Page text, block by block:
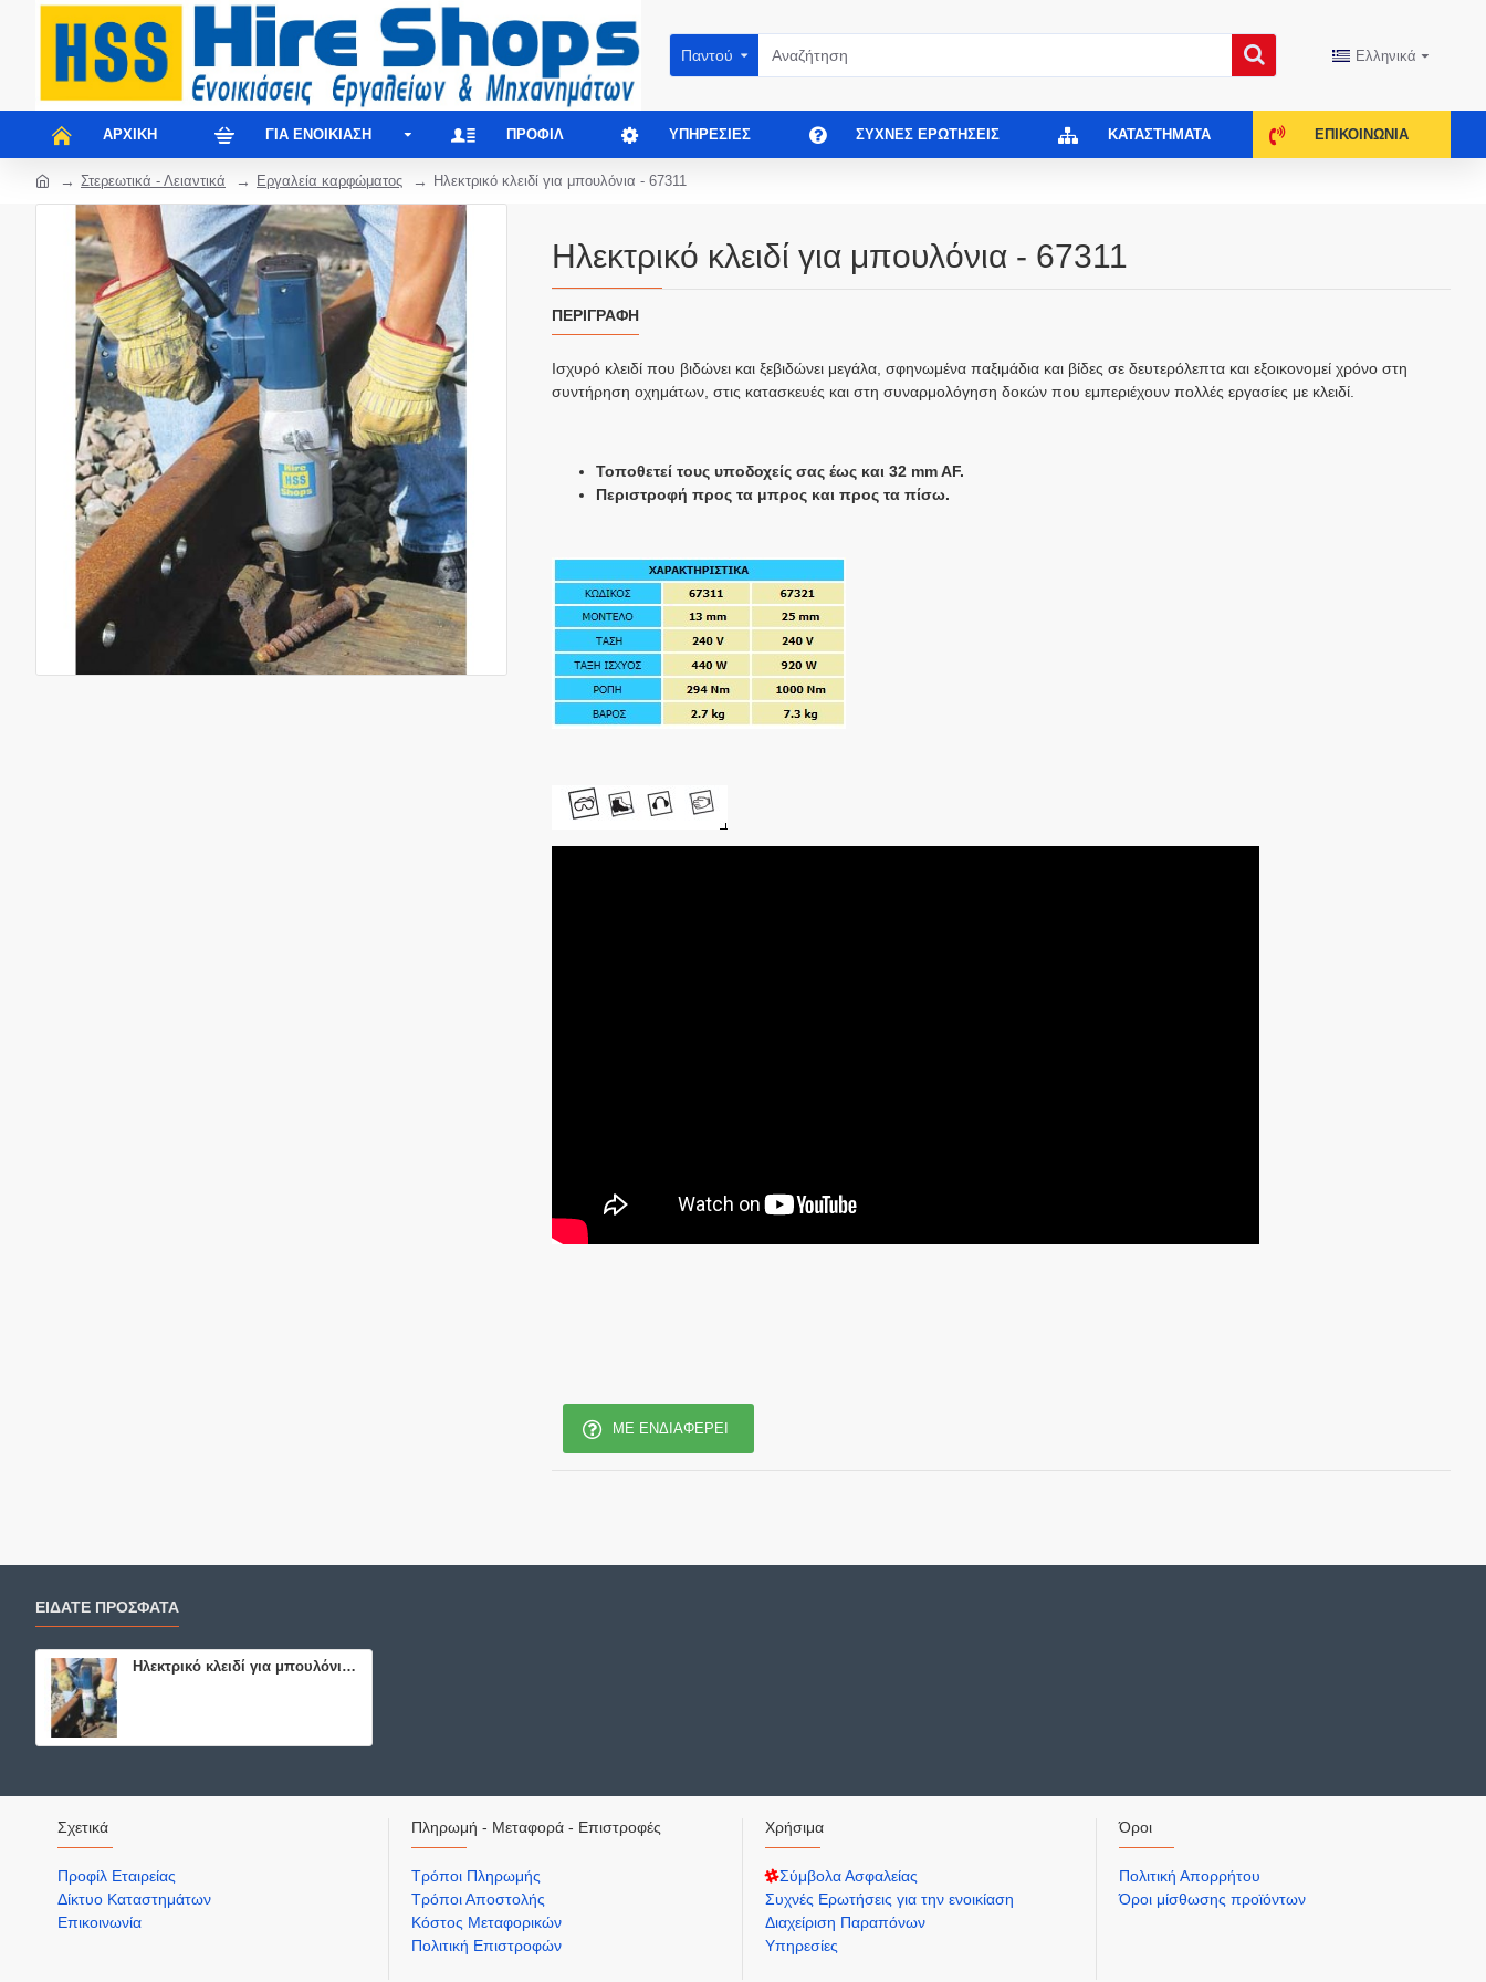
Παντού Ελληνικά
ΑΡΧΙΚΉ ΓΙΑ ΕΝΟΙΚΊΑΣΗ ΠΡΟΦΊΛ ΥΠΗΡΕΣΊΕΣ ΣΥΧΝΈΣ ΕΡΩΤΉΣΕΙΣ ΚΑΤΑΣΤΉΜΑΤΑ ΕΠΙΚΟΙΝΩΝΊΑ
Στερεωτικά - Λειαντικά Εργαλεία καρφώματος Ηλεκτρικό κλειδί για μπουλόνια - 67311
Ηλεκτρικό κλειδί για μπουλόνια - 67311
ΠΕΡΙΓΡΑΦΉ
Ισχυρό κλειδί που βιδώνει και ξεβιδώνει μεγάλα, σφηνωμένα παξιμάδια και βίδες σε δευτερόλεπτα και εξοικονομεί χρόνο στη
συντήρηση οχημάτων, στις κατασκευές και στη συναρμολόγηση δοκών που εμπεριέχουν πολλές εργασίες με κλειδί.
Τοποθετεί τους υποδοχείς σας έως και 32 mm AF.
Περιστροφή προς τα μπρος και προς τα πίσω.
ΜΕ ΕΝΔΙΑΦΈΡΕΙ
ΕΙΔΑΤΕ ΠΡΟΣΦΑΤΑ
Ηλεκτρικό κλειδί για μπουλόνια - 67311
Σχετικά
Προφίλ Εταιρείας
Δίκτυο Καταστημάτων
Επικοινωνία
Πληρωμή - Μεταφορά - Επιστροφές
Τρόποι Πληρωμής
Τρόποι Αποστολής
Κόστος Μεταφορικών
Πολιτική Επιστροφών
Χρήσιμα
Σύμβολα Ασφαλείας
Συχνές Ερωτήσεις για την ενοικίαση
Διαχείριση Παραπόνων
Υπηρεσίες
Όροι
Πολιτική Απορρήτου
Όροι μίσθωσης προϊόντων